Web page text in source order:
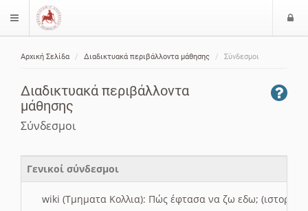
$langMenu
Αρχική Σελίδα Διαδικτυακά περιβάλλοντα μάθησης Σύνδεσμοι
Διαδικτυακά περιβάλλοντα
μάθησης
Σύνδεσμοι
Γενικοί σύνδεσμοι
wiki (Τμηματα Κολλια): Πώς έφτασα να ζω εδω; (ιστορια)